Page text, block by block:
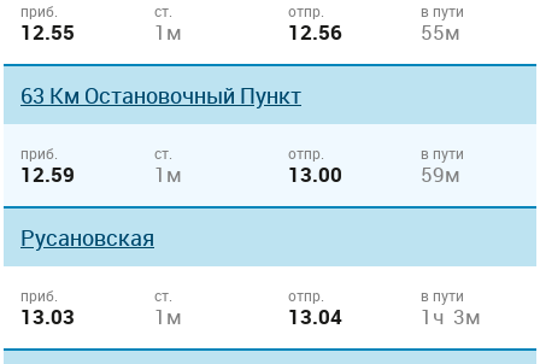
приб.
12.55
ст.
1м
отпр.
12.56
в пути
55м
63 Км Остановочный Пункт
приб.
12.59
ст.
1м
отпр.
13.00
в пути
59м
Русановская
приб.
13.03
ст.
1м
отпр.
13.04
в пути
1ч 3м